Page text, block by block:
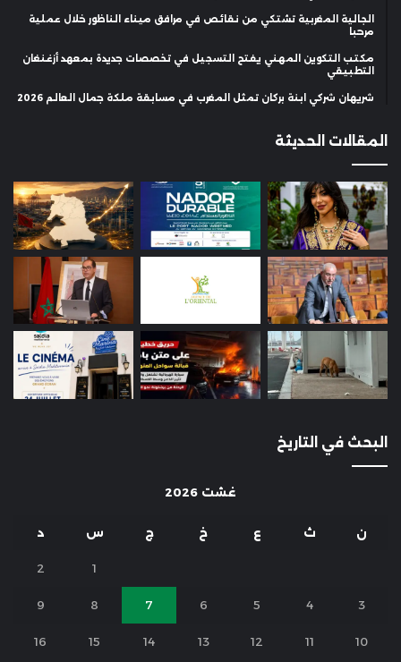
الجالية المغربية تشتكي من نقائص في مرافق ميناء الناظور خلال عملية
مرحبا
مكتب التكوين المهني يفتح التسجيل في تخصصات جديدة بمعهد أزغنغان
التطبيقي
شريهان شركي ابنة بركان تمثل المغرب في مسابقة ملكة جمال العالم 2026
المقالات الحديثة
البحث في التاريخ
غشت 2026
ن ث ع خ ج س د
1
2
3
4
5
6
7
8
9
10
11
12
13
14
15
16